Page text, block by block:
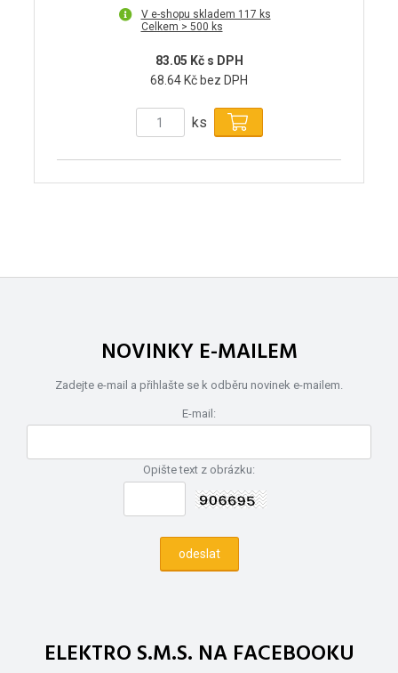
V e-shopu skladem 117 ks
Celkem > 500 ks
83.05 Kč s DPH
68.64 Kč bez DPH
ks
NOVINKY E-MAILEM
Zadejte e-mail a přihlašte se k odběru novinek e-mailem.
E-mail:
Opište text z obrázku:
ELEKTRO S.M.S. NA FACEBOOKU